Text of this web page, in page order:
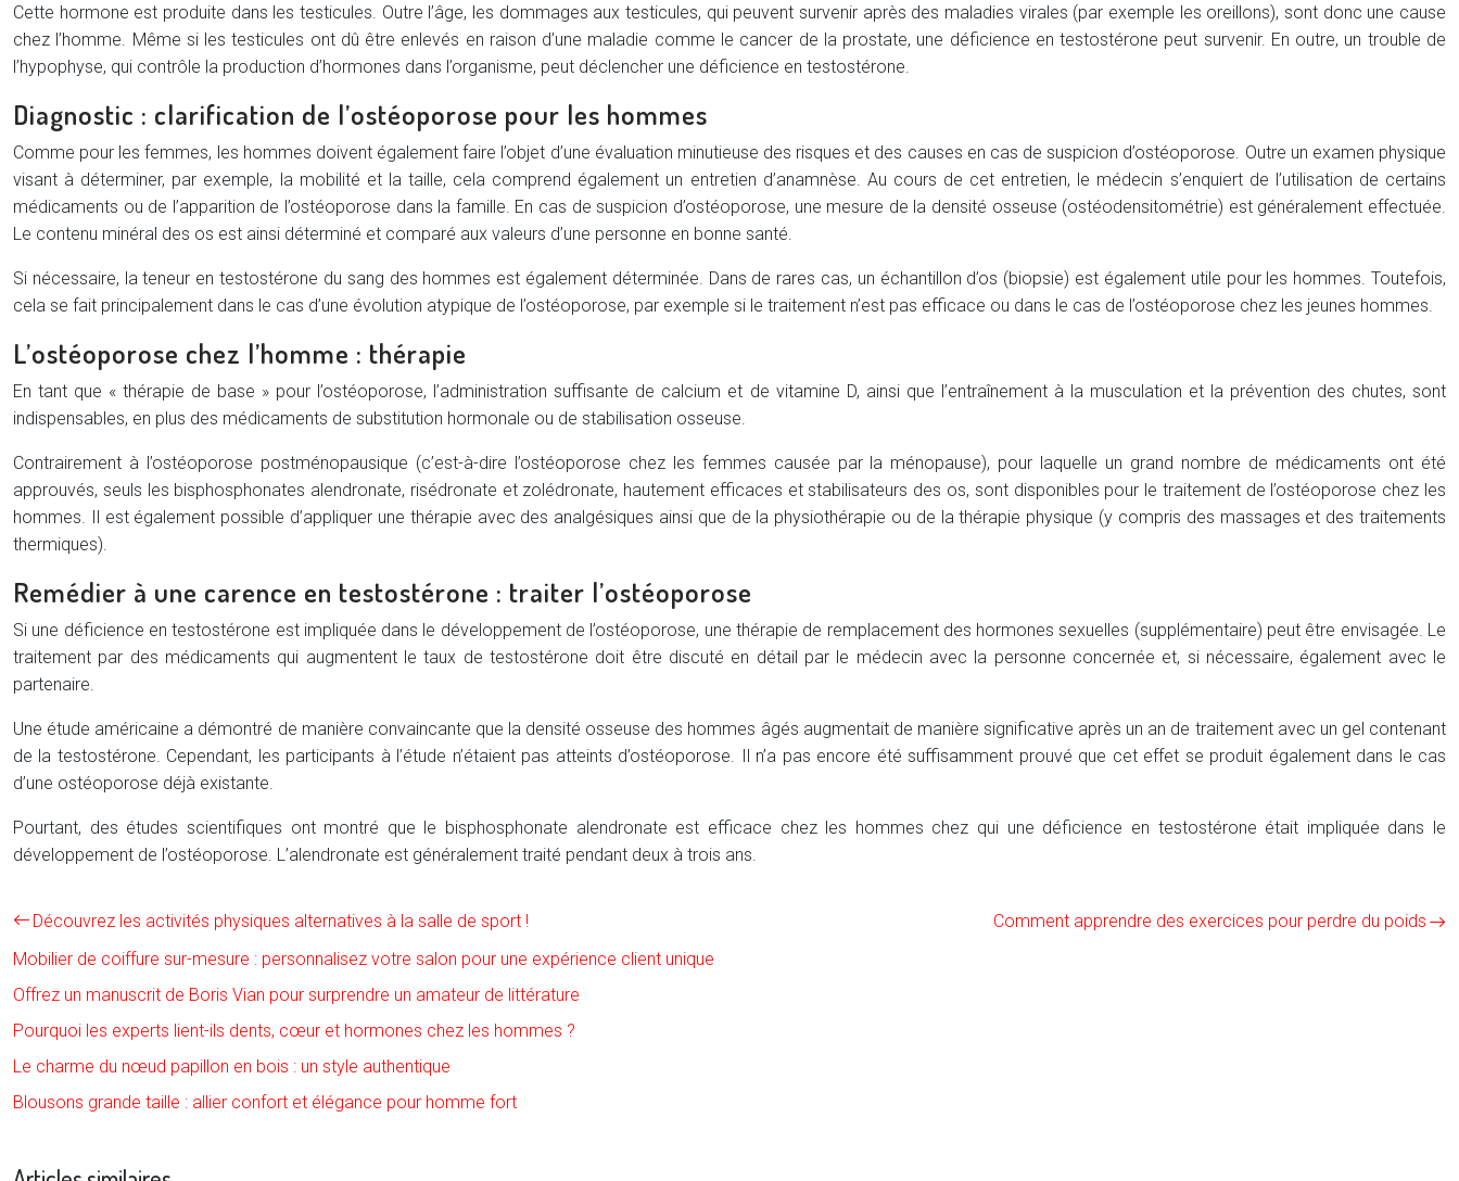
Cette hormone est produite dans les testicules. Outre l’âge, les dommages aux testicules, qui peuvent survenir après des maladies virales (par exemple les oreillons), sont donc une cause
chez l’homme. Même si les testicules ont dû être enlevés en raison d’une maladie comme le cancer de la prostate, une déficience en testostérone peut survenir. En outre, un trouble de
l’hypophyse, qui contrôle la production d’hormones dans l’organisme, peut déclencher une déficience en testostérone.
Diagnostic : clarification de l’ostéoporose pour les hommes
Comme pour les femmes, les hommes doivent également faire l’objet d’une évaluation minutieuse des risques et des causes en cas de suspicion d’ostéoporose. Outre un examen physique
visant à déterminer, par exemple, la mobilité et la taille, cela comprend également un entretien d’anamnèse. Au cours de cet entretien, le médecin s’enquiert de l’utilisation de certains
médicaments ou de l’apparition de l’ostéoporose dans la famille. En cas de suspicion d’ostéoporose, une mesure de la densité osseuse (ostéodensitométrie) est généralement effectuée.
Le contenu minéral des os est ainsi déterminé et comparé aux valeurs d’une personne en bonne santé.
Si nécessaire, la teneur en testostérone du sang des hommes est également déterminée. Dans de rares cas, un échantillon d’os (biopsie) est également utile pour les hommes. Toutefois,
cela se fait principalement dans le cas d’une évolution atypique de l’ostéoporose, par exemple si le traitement n’est pas efficace ou dans le cas de l’ostéoporose chez les jeunes hommes.
L’ostéoporose chez l’homme : thérapie
En tant que « thérapie de base » pour l’ostéoporose, l’administration suffisante de calcium et de vitamine D, ainsi que l’entraînement à la musculation et la prévention des chutes, sont
indispensables, en plus des médicaments de substitution hormonale ou de stabilisation osseuse.
Contrairement à l’ostéoporose postménopausique (c’est-à-dire l’ostéoporose chez les femmes causée par la ménopause), pour laquelle un grand nombre de médicaments ont été
approuvés, seuls les bisphosphonates alendronate, risédronate et zolédronate, hautement efficaces et stabilisateurs des os, sont disponibles pour le traitement de l’ostéoporose chez les
hommes. Il est également possible d’appliquer une thérapie avec des analgésiques ainsi que de la physiothérapie ou de la thérapie physique (y compris des massages et des traitements
thermiques).
Remédier à une carence en testostérone : traiter l’ostéoporose
Si une déficience en testostérone est impliquée dans le développement de l’ostéoporose, une thérapie de remplacement des hormones sexuelles (supplémentaire) peut être envisagée. Le
traitement par des médicaments qui augmentent le taux de testostérone doit être discuté en détail par le médecin avec la personne concernée et, si nécessaire, également avec le
partenaire.
Une étude américaine a démontré de manière convaincante que la densité osseuse des hommes âgés augmentait de manière significative après un an de traitement avec un gel contenant
de la testostérone. Cependant, les participants à l’étude n’étaient pas atteints d’ostéoporose. Il n’a pas encore été suffisamment prouvé que cet effet se produit également dans le cas
d’une ostéoporose déjà existante.
Pourtant, des études scientifiques ont montré que le bisphosphonate alendronate est efficace chez les hommes chez qui une déficience en testostérone était impliquée dans le
développement de l’ostéoporose. L’alendronate est généralement traité pendant deux à trois ans.
Découvrez les activités physiques alternatives à la salle de sport !
Comment apprendre des exercices pour perdre du poids
Mobilier de coiffure sur-mesure : personnalisez votre salon pour une expérience client unique
Offrez un manuscrit de Boris Vian pour surprendre un amateur de littérature
Pourquoi les experts lient-ils dents, cœur et hormones chez les hommes ?
Le charme du nœud papillon en bois : un style authentique
Blousons grande taille : allier confort et élégance pour homme fort